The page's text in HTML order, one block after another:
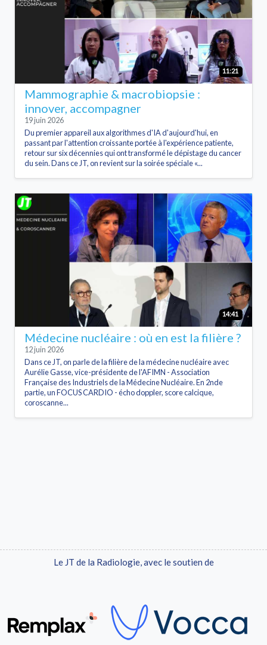
11:21
Mammographie & macrobiopsie :
innover, accompagner
19 juin 2026
Du premier appareil aux algorithmes d'IA d'aujourd'hui, en
passant par l'attention croissante portée à l'expérience patiente,
retour sur six décennies qui ont transformé le dépistage du cancer
du sein. Dans ce JT, on revient sur la soirée spéciale «...
14:41
Médecine nucléaire : où en est la filière ?
12 juin 2026
Dans ce JT, on parle de la filière de la médecine nucléaire avec
Aurélie Gasse, vice-présidente de l'AFIMN - Association
Française des Industriels de la Médecine Nucléaire. En 2nde
partie, un FOCUS CARDIO - écho doppler, score calcique,
coroscanne...
Le JT de la Radiologie, avec le soutien de